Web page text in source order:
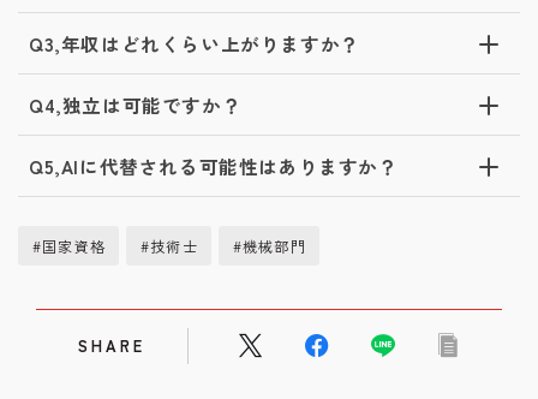
Q3,年収はどれくらい上がりますか？
Q4,独立は可能ですか？
Q5,AIに代替される可能性はありますか？
#国家資格 #技術士 #機械部門
SHARE